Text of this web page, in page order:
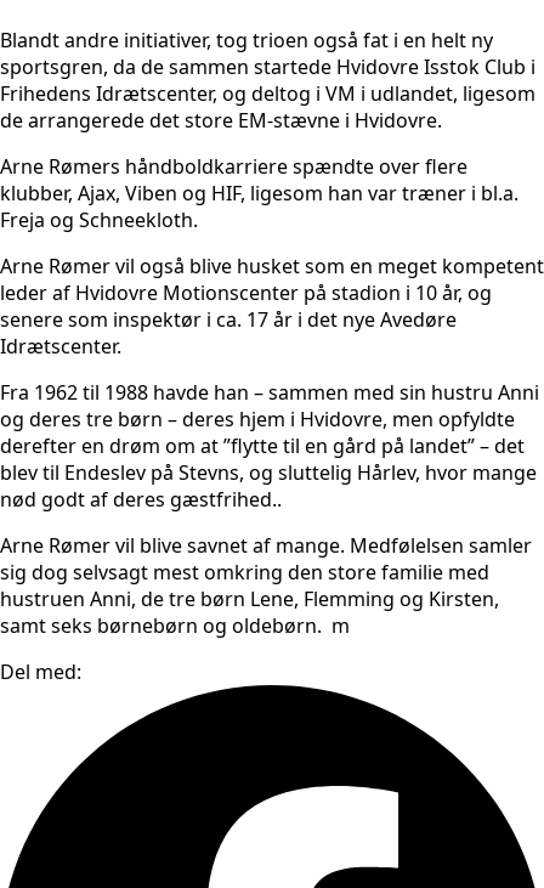
Blandt andre initiativer, tog trioen også fat i en helt ny
sportsgren, da de sammen startede Hvidovre Isstok Club i
Frihedens Idrætscenter, og deltog i VM i udlandet, ligesom
de arrangerede det store EM-stævne i Hvidovre.
Arne Rømers håndboldkarriere spændte over flere
klubber, Ajax, Viben og HIF, ligesom han var træner i bl.a.
Freja og Schneekloth.
Arne Rømer vil også blive husket som en meget kompetent
leder af Hvidovre Motionscenter på stadion i 10 år, og
senere som inspektør i ca. 17 år i det nye Avedøre
Idrætscenter.
Fra 1962 til 1988 havde han – sammen med sin hustru Anni
og deres tre børn – deres hjem i Hvidovre, men opfyldte
derefter en drøm om at ”flytte til en gård på landet” – det
blev til Endeslev på Stevns, og sluttelig Hårlev, hvor mange
nød godt af deres gæstfrihed..
Arne Rømer vil blive savnet af mange. Medfølelsen samler
sig dog selvsagt mest omkring den store familie med
hustruen Anni, de tre børn Lene, Flemming og Kirsten,
samt seks børnebørn og oldebørn. m
Del med: